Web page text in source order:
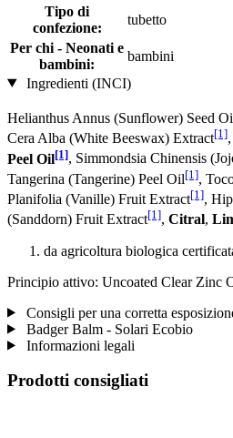
Tipo di
confezione:
tubetto
Per chi - Neonati e
bambini:
bambini
Ingredienti (INCI)
Helianthus Annus (Sunflower) Seed
Cera Alba (White Beeswax) Extract[1],
Peel Oil[1], Simmondsia Chinensis
Tangerina (Tangerine) Peel Oil[1],
Planifolia (Vanille) Fruit Extract[1],
(Sanddorn) Fruit Extract[1], Citral,
da agricoltura biologica
Principio attivo: Uncoated Clear Zinc
Consigli per una corretta
Badger Balm - Solari Ecobio
Informazioni legali
Prodotti consigliati